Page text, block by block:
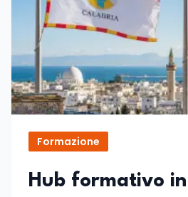
Formazione
Hub formativo in